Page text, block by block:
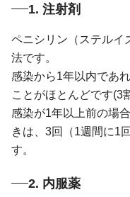
1. 注射剤
ペニシリン（ステルイ
法です。
感染から1年以内であ
ことがほとんどです(3
感染が1年以上前の場
きは、3回（1週間に1
す。
2. 内服薬